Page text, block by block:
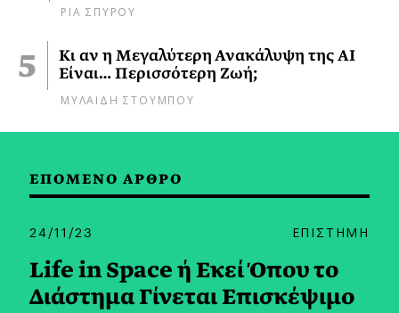
ΡΙΑ ΣΠΥΡΟΥ
Κι αν η Μεγαλύτερη Ανακάλυψη της AI
Είναι… Περισσότερη Ζωή;
ΜΥΛΑΙΔΗ ΣΤΟΥΜΠΟΥ
ΕΠΟΜΕΝΟ ΑΡΘΡΟ
24/11/23 ΕΠΙΣΤΗΜΗ
Life in Space ή Εκεί Όπου το
Διάστημα Γίνεται Επισκέψιμο